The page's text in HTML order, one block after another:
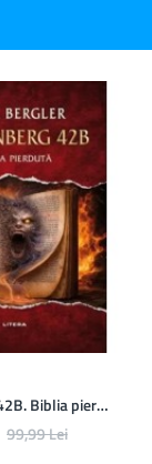
Gutenberg 42B. Biblia pierduta
99,99 Lei